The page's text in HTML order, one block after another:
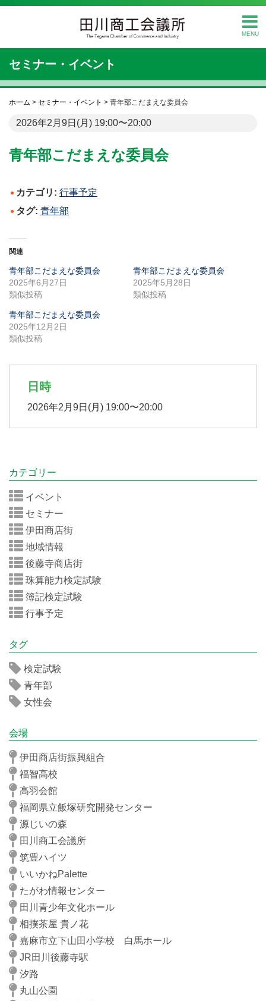
MENU
セミナー・イベント
ホーム > セミナー・イベント > 青年部こだまえな委員会
2026年2月9日(月) 19:00〜20:00
青年部こだまえな委員会
カテゴリ: 行事予定
タグ: 青年部
関連
青年部こだまえな委員会
2025年6月27日
類似投稿
青年部こだまえな委員会
2025年5月28日
類似投稿
青年部こだまえな委員会
2025年12月2日
類似投稿
日時
2026年2月9日(月) 19:00〜20:00
カテゴリー
イベント
セミナー
伊田商店街
地域情報
後藤寺商店街
珠算能力検定試験
簿記検定試験
行事予定
タグ
検定試験
青年部
女性会
会場
伊田商店街振興組合
福智高校
高羽会館
福岡県立飯塚研究開発センター
源じいの森
田川商工会議所
筑豊ハイツ
いいかねPalette
たがわ情報センター
田川青少年文化ホール
相撲茶屋 貴ノ花
嘉麻市立下山田小学校 白馬ホール
JR田川後藤寺駅
汐路
丸山公園